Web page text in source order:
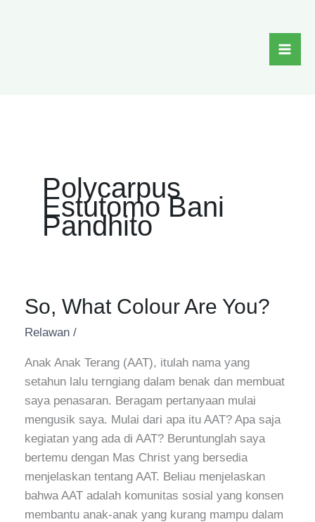
Polycarpus
Estutomo Bani
Pandhito
So, What Colour Are You?
Relawan/
Anak Anak Terang (AAT), itulah nama yang
setahun lalu terngiang dalam benak dan membuat
saya penasaran. Beragam pertanyaan mulai
mengusik saya. Mulai dari apa itu AAT? Apa saja
kegiatan yang ada di AAT? Beruntunglah saya
bertemu dengan Mas Christ yang bersedia
menjelaskan tentang AAT. Beliau menjelaskan
bahwa AAT adalah komunitas sosial yang konsen
membantu anak-anak yang kurang mampu dalam
What
Colour
Are
You?